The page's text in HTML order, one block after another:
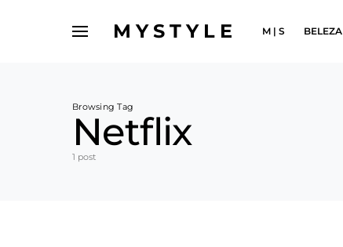
MYSTYLE M | S BELEZA
Browsing Tag
Netflix
1 post